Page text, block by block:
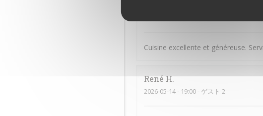
Cuisine excellente et généreuse.
RenéH
2026-05-14- 19:00 - ゲスト 2